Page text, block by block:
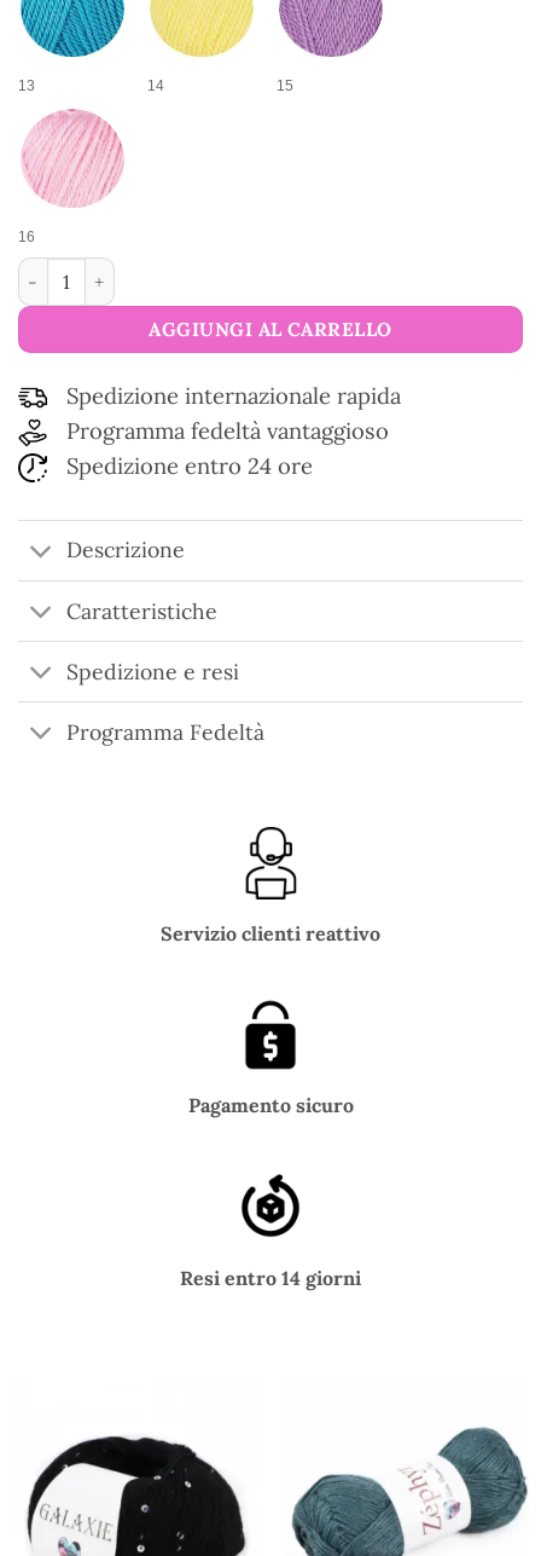
13 14 15
16
Filato di lana Classic quantità
AGGIUNGI AL CARRELLO
Spedizione internazionale rapida
Programma fedeltà vantaggioso
Spedizione entro 24 ore
Descrizione
Caratteristiche
Spedizione e resi
Programma Fedeltà
Servizio clienti reattivo
Pagamento sicuro
Resi entro 14 giorni